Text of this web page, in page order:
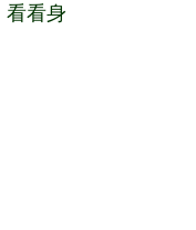
看看身